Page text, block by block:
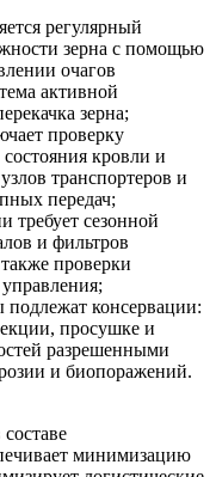
регулярный
зерна с помощью
очагов
активной
зерна;
проверку
кровли и
транспортеров и
передач;
требует сезонной
и фильтров
проверки
подлежат консервации:
просушке и
разрешенными
и биопоражений.
минимизацию